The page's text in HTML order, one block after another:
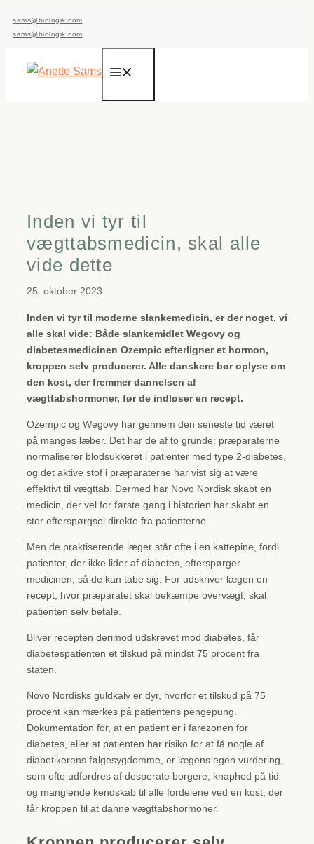
sams@biologik.com
sams@biologik.com
Inden vi tyr til
vægttabsmedicin, skal alle
vide dette
25. oktober 2023
Inden vi tyr til moderne slankemedicin, er der noget, vi
alle skal vide: Både slankemidlet Wegovy og
diabetesmedicinen Ozempic efterligner et hormon,
kroppen selv producerer. Alle danskere bør oplyse om
den kost, der fremmer dannelsen af
vægttabshormoner, før de indløser en recept.
Ozempic og Wegovy har gennem den seneste tid været
på manges læber. Det har de af to grunde: præparaterne
normaliserer blodsukkeret i patienter med type 2-diabetes,
og det aktive stof i præparaterne har vist sig at være
effektivt til vægttab. Dermed har Novo Nordisk skabt en
medicin, der vel for første gang i historien har skabt en
stor efterspørgsel direkte fra patienterne.
Men de praktiserende læger står ofte i en kattepine, fordi
patienter, der ikke lider af diabetes, efterspørger
medicinen, så de kan tabe sig. For udskriver lægen en
recept, hvor præparatet skal bekæmpe overvægt, skal
patienten selv betale.
Bliver recepten derimod udskrevet mod diabetes, får
diabetespatienten et tilskud på mindst 75 procent fra
staten.
Novo Nordisks guldkalv er dyr, hvorfor et tilskud på 75
procent kan mærkes på patientens pengepung.
Dokumentation for, at en patient er i farezonen for
diabetes, eller at patienten har risiko for at få nogle af
diabetikerens følgesygdomme, er lægens egen vurdering,
som ofte udfordres af desperate borgere, knaphed på tid
og manglende kendskab til alle fordelene ved en kost, der
får kroppen til at danne vægttabshormoner.